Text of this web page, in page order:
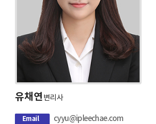
유채연변리사
Email cyyu@ipleechae.com